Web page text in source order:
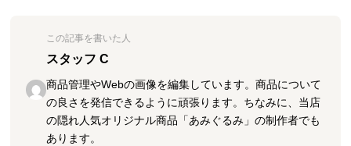
この記事を書いた人
スタッフ C
商品管理やWebの画像を編集しています。商品について
の良さを発信できるように頑張ります。ちなみに、当店
の隠れ人気オリジナル商品「あみぐるみ」の制作者でも
あります。